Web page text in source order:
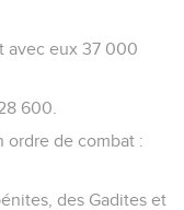
avec eux 37 000
600.
ordre de combat :
des Gadites et